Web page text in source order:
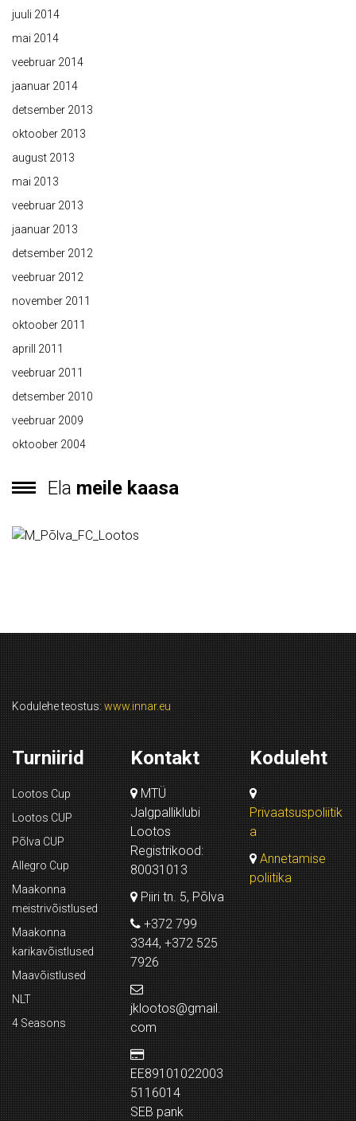
juuli 2014
mai 2014
veebruar 2014
jaanuar 2014
detsember 2013
oktoober 2013
august 2013
mai 2013
veebruar 2013
jaanuar 2013
detsember 2012
veebruar 2012
november 2011
oktoober 2011
aprill 2011
veebruar 2011
detsember 2010
veebruar 2009
oktoober 2004
Ela meile kaasa
Kodulehe teostus: www.innar.eu
Turniirid
Lootos Cup
Lootos CUP
Põlva CUP
Allegro Cup
Maakonna
meistrivõistlused
Maakonna
karikavõistlused
Maavõistlused
NLT
4 Seasons
Kontakt
MTÜ
Jalgpalliklubi
Lootos
Registrikood:
80031013
Piiri tn. 5, Põlva
+372 799
3344, +372 525
7926
jklootos@gmail.
com
EE89101022003
5116014
SEB pank
Koduleht
Privaatsuspoliitik
a
Annetamise
poliitika